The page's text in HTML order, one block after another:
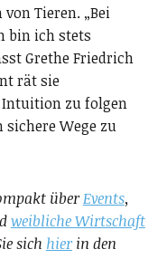
Tieren. „Bei
bin ich stets
Grethe Friedrich
rät sie
Intuition zu folgen
Wege zu
überEvents,
weibliche Wirtschaft
sich hierin den